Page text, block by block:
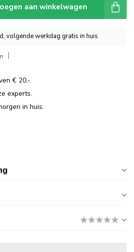
aan winkelwagen
volgende werkdag gratis in huis
€ 20,-.
experts.
in huis.